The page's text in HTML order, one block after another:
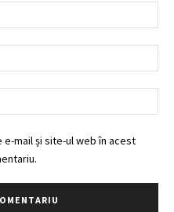
mail și site-ul web în acest